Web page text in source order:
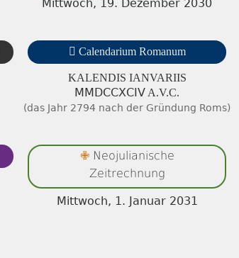
Mittwoch, 19. Dezember 2030
 Calendarium Romanum
KALENDIS IA­NV­ARI­IS
ⅯⅯⅮⅭⅭⅩⅭⅠⅤ A.V.C.
(das Jahr 2794 nach der Gründung Roms)
✙Neojulianische
Zeitrechnung
Mittwoch, 1. Januar 2031